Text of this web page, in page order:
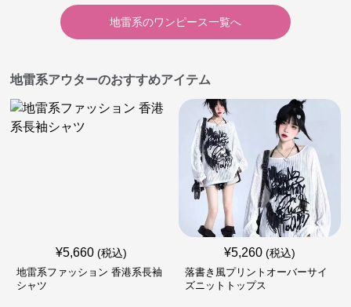
地雷系のワンピース一覧へ
地雷系アウターのおすすめアイテム
¥5,660 (税込)
地雷系ファッション 香港系長袖
シャツ
¥5,260 (税込)
落書き風プリントオーバーサイ
ズニットトップス